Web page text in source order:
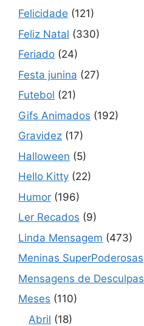
Felicidade (121)
Feliz Natal (330)
Feriado (24)
Festa junina (27)
Futebol (21)
Gifs Animados (192)
Gravidez (17)
Halloween (5)
Hello Kitty (22)
Humor (196)
Ler Recados (9)
Linda Mensagem (473)
Meninas SuperPoderosas
Mensagens de Desculpas
Meses (110)
Abril (18)